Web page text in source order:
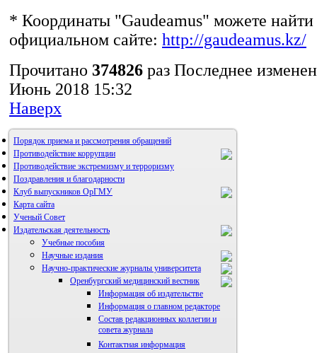
* Координаты "Gaudeamus" можете найти
официальном сайте: http://gaudeamus.kz/
Прочитано 374826 раз Последнее
Июнь 2018 15:32
Наверх
Порядок приема и рассмотрения обращений
Противодействие коррупции
Противодействие экстремизму и терроризму
Поздравления и благодарности
Клуб выпускников ОрГМУ
Карта сайта
Ученый Совет
Издательская деятельность
Учебные пособия
Научные издания
Научно-практические журналы университета
Оренбургский медицинский вестник
Информация об издательстве
Информация о главном редакторе
Состав редакционных коллегии и
совета журнала
Контактная информация